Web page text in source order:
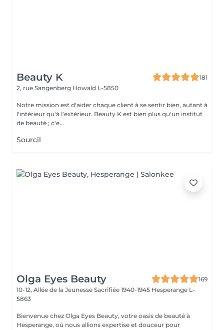
Beauty K
181
2, rue Sangenberg Howald L-5850
Notre mission est d'aider chaque client à se sentir bien, autant à
l'intérieur qu'à l'extérieur. Beauty K est bien plus qu'un institut
de beauté ; c'e...
Sourcil
Olga Eyes Beauty
169
10-12, Allée de la Jeunesse Sacrifiée 1940-1945 Hesperange L-
5863
Bienvenue chez Olga Eyes Beauty, votre oasis de beauté à
Hesperange, où nous allions expertise et douceur pour